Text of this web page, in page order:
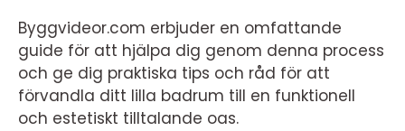
Byggvideor.com erbjuder en omfattande
guide för att hjälpa dig genom denna process
och ge dig praktiska tips och råd för att
förvandla ditt lilla badrum till en funktionell
och estetiskt tilltalande oas.